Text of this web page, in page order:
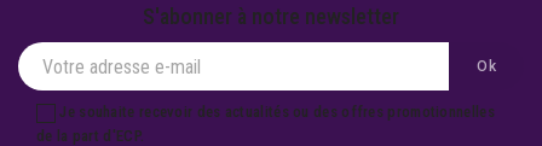
S'abonner à notre newsletter
Je souhaite recevoir des actualités ou des offres promotionnelles
de la part d'ECP.